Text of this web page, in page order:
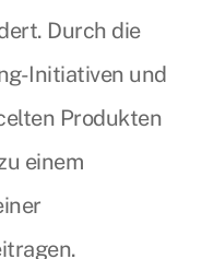
Durch die
Initiativen und
Produkten
einem